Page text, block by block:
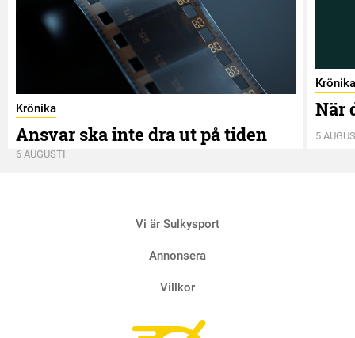
Krönika
Ansvar ska inte dra ut på tiden
6 AUGUSTI
Krönika
När
5
Vi är Sulkysport
Annonsera
Villkor